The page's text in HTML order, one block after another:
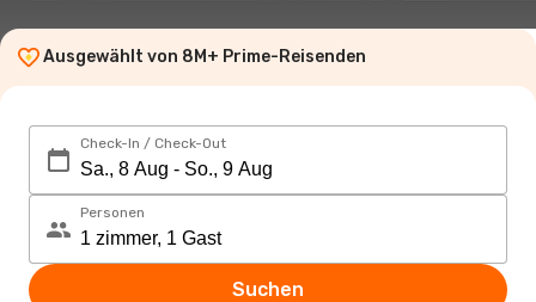
Ausgewählt von 8M+ Prime-Reisenden
Check-In / Check-Out
Personen
Suchen